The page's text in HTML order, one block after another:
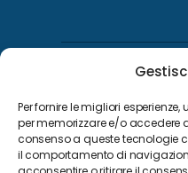
Per fornire le migliori
per memorizzare e/o accedere
consenso a queste tecnologie
il comportamento di